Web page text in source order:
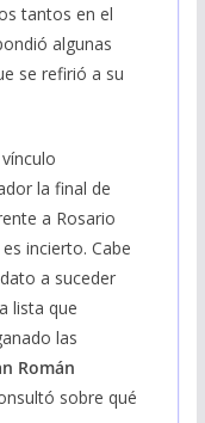
tantos en el
algunas
se refirió a su
la final de
a Rosario
incierto. Cabe
a suceder
lista que
las
Román
sobre qué